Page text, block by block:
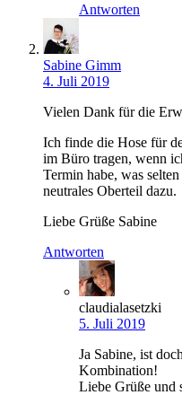
Antworten
Sabine Gimm
4. Juli 2019
Vielen Dank für die
Ich finde die Hose für
im Büro tragen, wenn
Termin habe, was
neutrales Oberteil dazu.
Liebe Grüße Sabine
Antworten
claudialasetzki
5. Juli 2019
Ja Sabine, ist
Kombination!
Liebe Grüße und